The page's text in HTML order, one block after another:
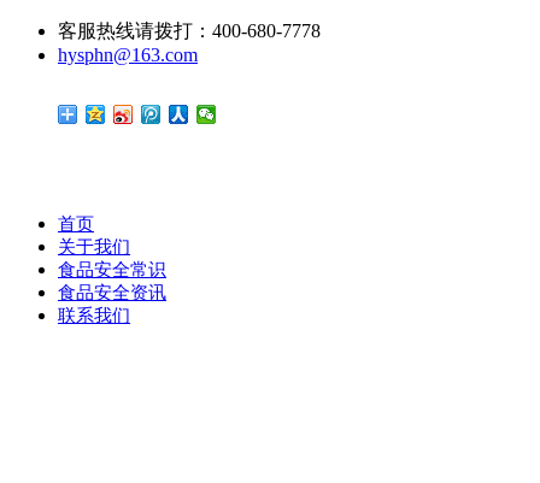
客服热线请拨打：400-680-7778
hysphn@163.com
首页
关于我们
食品安全常识
食品安全资讯
联系我们